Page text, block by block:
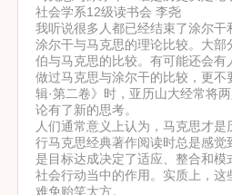
社会学系12级读书会 李尧
我听说很多人都已经结束了涂尔
涂尔干与马克思的理论比较。大
伯与马克思的比较。有可能还会
做过马克思与涂尔干的比较，更
辑·第二卷》时，亚历山大经常将
论有了新的思考。
人们通常意义上认为，马克思才
行马克思经典著作阅读时总是感
是目标达成决定了适应、整合和
社会行动当中的作用。实质上，
难免贻笑大方。